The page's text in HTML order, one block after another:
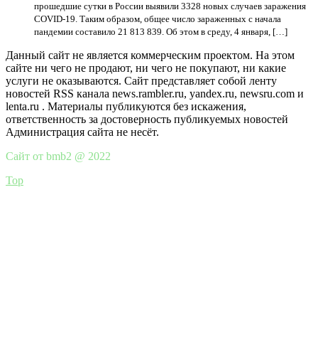
прошедшие сутки в России выявили 3328 новых cлучаев заражения
COVID-19. Таким образом, общее число зараженных с начала
пандемии составило 21 813 839. Об этом в среду, 4 января, […]
Данный сайт не является коммерческим проектом. На этом
сайте ни чего не продают, ни чего не покупают, ни какие
услуги не оказываются. Сайт представляет собой ленту
новостей RSS канала news.rambler.ru, yandex.ru, newsru.com и
lenta.ru . Материалы публикуются без искажения,
ответственность за достоверность публикуемых новостей
Администрация сайта не несёт.
Сайт от bmb2 @ 2022
Top